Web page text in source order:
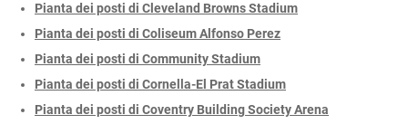
Pianta dei posti di Cleveland Browns Stadium
Pianta dei posti di Coliseum Alfonso Perez
Pianta dei posti di Community Stadium
Pianta dei posti di Cornella-El Prat Stadium
Pianta dei posti di Coventry Building Society Arena